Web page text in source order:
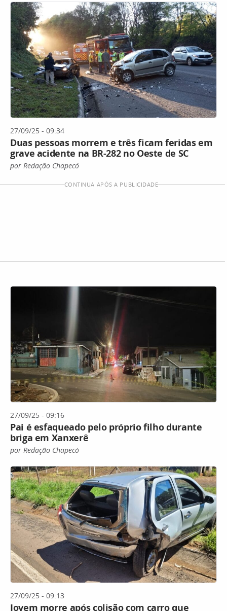
27/09/25 - 09:34
Duas pessoas morrem e três ficam feridas em
grave acidente na BR-282 no Oeste de SC
por Redação Chapecó
CONTINUA APÓS A PUBLICIDADE
27/09/25 - 09:16
Pai é esfaqueado pelo próprio filho durante
briga em Xanxerê
por Redação Chapecó
27/09/25 - 09:13
Jovem morre após colisão com carro que